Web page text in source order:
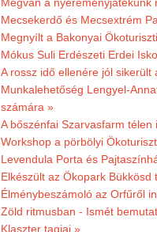
Mecsekerdő és Mecsextrém
Megnyílt a Bakonyai
Mókus Suli Erdészeti Erdei
A rossz idő ellenére jól sikerült
Munkalehetőség Lengyel-
számára »
A bőszénfai Szarvasfarm
Workshop a pörbölyi
Levendula Porta és
Elkészült az Ökopark
Élménybeszámoló az Orfűről
Zöld ritmusban - Ismét
Klaszter tagjai »